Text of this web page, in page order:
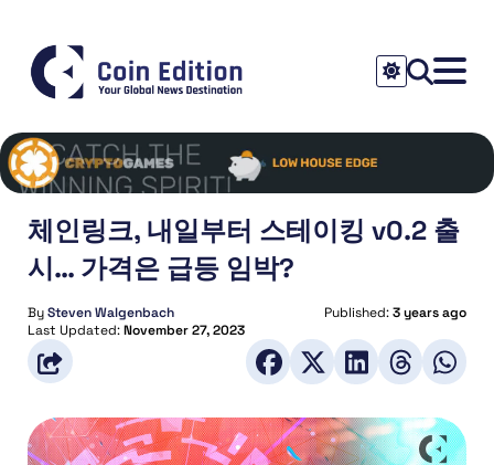
체인링크, 내일부터 스테이킹 v0.2 출
시… 가격은 급등 임박?
BySteven Walgenbach Published:3 years ago
Last Updated:November 27, 2023